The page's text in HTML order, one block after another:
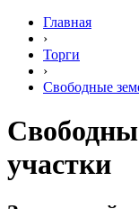
Главная
›
Торги
›
Свободные
участки